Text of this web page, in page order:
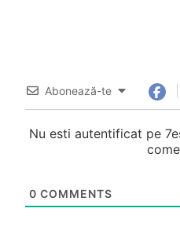
Abonează-te
Nu esti autentificat pe
0 COMMENTS